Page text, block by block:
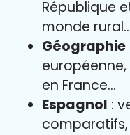
République
monde
Géographie
en France…
Espagnol :